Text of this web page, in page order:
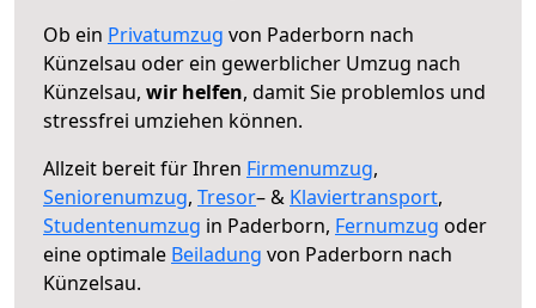
Ob ein Privatumzug von Paderborn nach
Künzelsau oder ein gewerblicher Umzug nach
Künzelsau, wir helfen, damit Sie problemlos und
stressfrei umziehen können.
Allzeit bereit für Ihren Firmenumzug,
Seniorenumzug, Tresor– & Klaviertransport,
Studentenumzug in Paderborn, Fernumzug oder
eine optimale Beiladung von Paderborn nach
Künzelsau.